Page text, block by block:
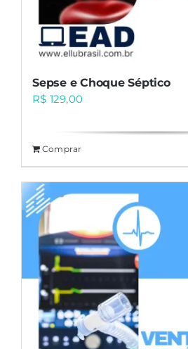
Sepse e Choque Séptico
R$ 129,00
Comprar